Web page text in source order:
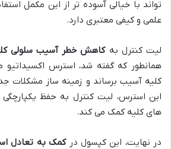
تواند با خیالی آسوده تر از این مکمل
علمی و کیفی معتبری دارد.
لیت کنترل بهکاهش خطر آسیب سلولی
همانطور که گفته شد، استرس اکسیداتیو
کلیه آسیب برساند و زمینه ساز مشکلات
این استرس، لیت کنترل به حفظ
های کلیه کمک می کند.
در نهایت، این کپسول درکمک به تعادل